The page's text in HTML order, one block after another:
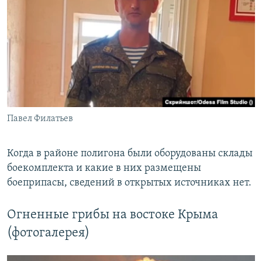
Павел Филатьев
Когда в районе полигона были оборудованы склады
боекомплекта и какие в них размещены
боеприпасы, сведений в открытых источниках нет.
Огненные грибы на востоке Крыма
(фотогалерея)